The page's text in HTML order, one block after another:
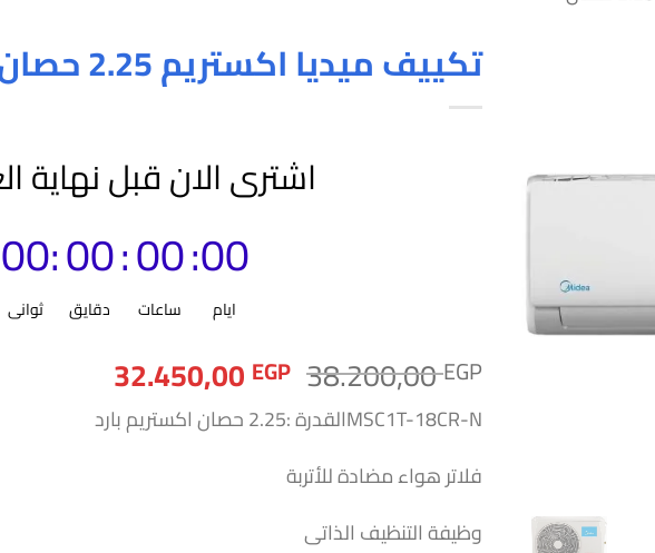
تكييف ميديا اكستريم 2.25 حصان بارد فقط
اشترى الان قبل نهاية
00
ايام
:
00
ساعات
:
00
دقايق
:
00
ثوانى
38.200,00EGP السعر
الأصلي
هو:
38.200,00 EGP.
32.450,00 EGP السعر
الحالي
هو:
MSC1T-18CR-Nالقدرة :2.25 حصان اكستريم بارد
فلاتر هواء مضادة للأتربة
وظيفة التنظيف الذاتى